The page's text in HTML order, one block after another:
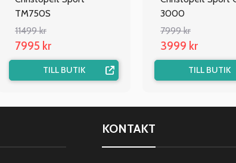
TM750S
11499 kr
7995 kr
TILL BUTIK
3000
7999 kr
3999 kr
TILL BUTIK
KONTAKT